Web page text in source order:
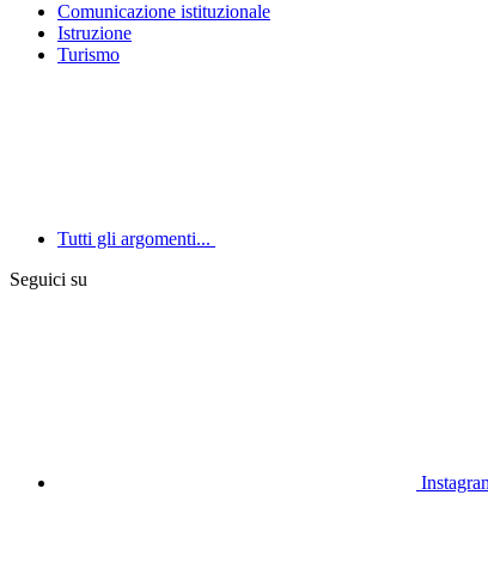
Comunicazione istituzionale
Istruzione
Turismo
Tutti gli argomenti...
Seguici su